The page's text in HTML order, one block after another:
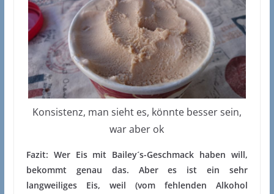
Konsistenz, man sieht es, könnte besser sein,
war aber ok
Fazit: Wer Eis mit Bailey´s-Geschmack haben will,
bekommt genau das. Aber es ist ein sehr
langweiliges Eis, weil (vom fehlenden Alkohol